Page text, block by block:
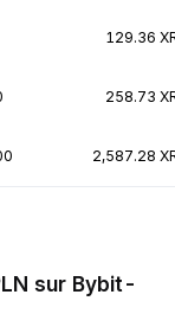
129.36
258.73
2,587.28
sur Bybit-